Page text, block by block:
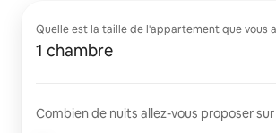
Quelle est la taille de l'appartement que vous
1 chambre
Combien de nuits allez-vous proposer